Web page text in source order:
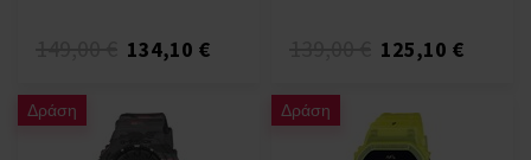
134,10 € 125,10 €
Δράση Δράση